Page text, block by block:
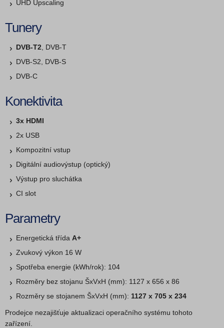
UHD Upscaling
Tunery
DVB-T2 , DVB-T
DVB-S2, DVB-S
DVB-C
Konektivita
3x HDMI
2x USB
Kompozitní vstup
Digitální audiovýstup (optický)
Výstup pro sluchátka
CI slot
Parametry
Energetická třída A+
Zvukový výkon 16 W
Spotřeba energie (kWh/rok): 104
Rozměry bez stojanu ŠxVxH (mm): 1127 x 656 x 86
Rozměry se stojanem ŠxVxH (mm): 1127 x 705 x 234
Prodejce nezajišťuje aktualizaci operačního systému tohoto
zařízení.